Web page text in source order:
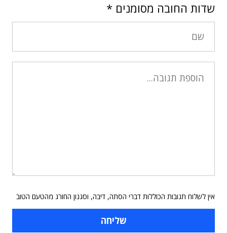
שדות החובה מסומנים *
אין לשלוח תגובות הכוללות דברי הסתה, דיבה, וסגנון החורג מהטעם הטוב